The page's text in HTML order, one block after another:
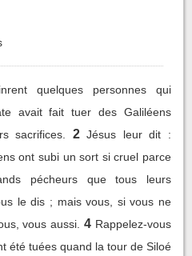
quelques personnes qui
avait fait tuer des Galiléens
sacrifices.
2 Jésus leur dit :
ont subi un sort si cruel parce
pécheurs que tous leurs
le dis ; mais vous, si vous ne
vous aussi. 4 Rappelez-vous
été tuées quand la tour de Siloé